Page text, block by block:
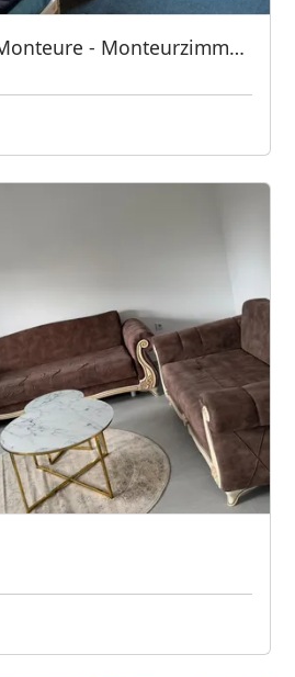
Unterkünfte für Monteure - Monteurzimmer - günstig übernachten in 59457 Werl